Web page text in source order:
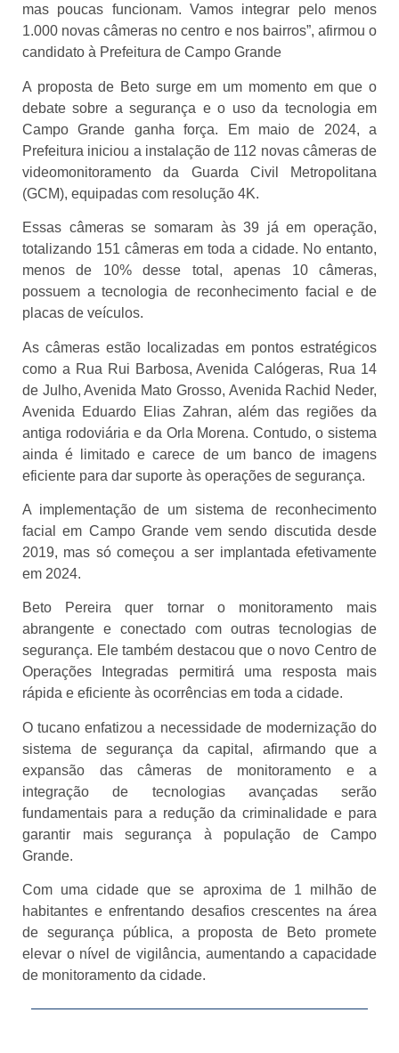
mas poucas funcionam. Vamos integrar pelo menos
1.000 novas câmeras no centro e nos bairros”, afirmou o
candidato à Prefeitura de Campo Grande
A proposta de Beto surge em um momento em que o
debate sobre a segurança e o uso da tecnologia em
Campo Grande ganha força. Em maio de 2024, a
Prefeitura iniciou a instalação de 112 novas câmeras de
videomonitoramento da Guarda Civil Metropolitana
(GCM), equipadas com resolução 4K.
Essas câmeras se somaram às 39 já em operação,
totalizando 151 câmeras em toda a cidade. No entanto,
menos de 10% desse total, apenas 10 câmeras,
possuem a tecnologia de reconhecimento facial e de
placas de veículos.
As câmeras estão localizadas em pontos estratégicos
como a Rua Rui Barbosa, Avenida Calógeras, Rua 14
de Julho, Avenida Mato Grosso, Avenida Rachid Neder,
Avenida Eduardo Elias Zahran, além das regiões da
antiga rodoviária e da Orla Morena. Contudo, o sistema
ainda é limitado e carece de um banco de imagens
eficiente para dar suporte às operações de segurança.
A implementação de um sistema de reconhecimento
facial em Campo Grande vem sendo discutida desde
2019, mas só começou a ser implantada efetivamente
em 2024.
Beto Pereira quer tornar o monitoramento mais
abrangente e conectado com outras tecnologias de
segurança. Ele também destacou que o novo Centro de
Operações Integradas permitirá uma resposta mais
rápida e eficiente às ocorrências em toda a cidade.
O tucano enfatizou a necessidade de modernização do
sistema de segurança da capital, afirmando que a
expansão das câmeras de monitoramento e a
integração de tecnologias avançadas serão
fundamentais para a redução da criminalidade e para
garantir mais segurança à população de Campo
Grande.
Com uma cidade que se aproxima de 1 milhão de
habitantes e enfrentando desafios crescentes na área
de segurança pública, a proposta de Beto promete
elevar o nível de vigilância, aumentando a capacidade
de monitoramento da cidade.